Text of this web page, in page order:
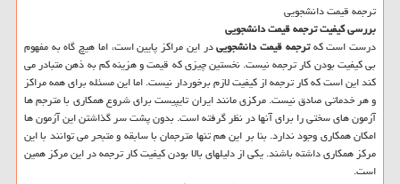
ترجمه قیمت دانشجویی
بررسی کیفیت ترجمه قیمت دانشجویی
درست است کهترجمه قیمت دانشجوییدر این مراکز پایین است، اما هیچ گاه به مفهوم
بی کیفیت بودن کار ترجمه نیست. نخستین چیزی که قیمت و هزینه کم به ذهن متبادر می
کند این است که کار ترجمه از کیفیت لازم برخوردار نیست. اما این مسئله برای همه مراکز
و هر خدماتی صادق نیست. مرکزی مانند ایران تایپیست برای شروع همکاری با مترجم ها
آزمون های سختی را برای آنها در نظر گرفته است. بدون پشت سر گذاشتن این آزمون ها
امکان همکاری وجود ندارد. بنا بر این هم تنها مترجمان با سابقه و متبحر می توانند با این
مرکز همکاری داشته باشند. یکی از دلیلهای بالا بودن کیفیت کار ترجمه در این مرکز همین
است.